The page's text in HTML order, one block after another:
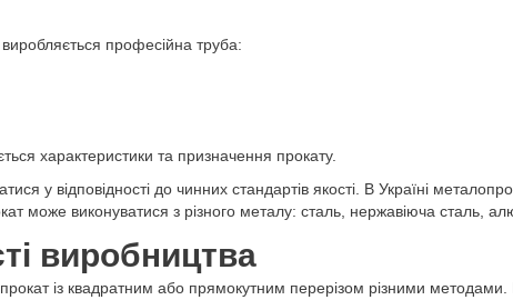
професійна труба:
характеристики та призначення прокату.
у відповідності до чинних стандартів якості. В Україні
може виконуватися з різного металу: сталь, нержавіюча сталь,
виробництва
із квадратним або прямокутним перерізом різними методами.